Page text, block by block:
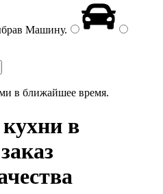
Машину.
в ближайшее время.
в